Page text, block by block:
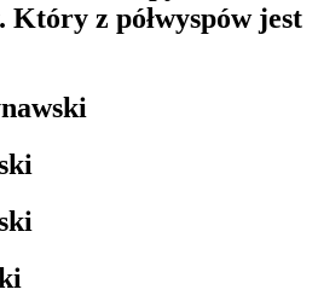
Który z półwyspów jest